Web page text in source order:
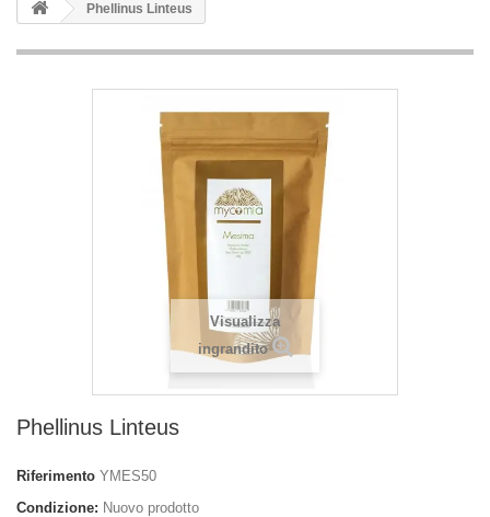
Phellinus Linteus
Visualizza
ingrandito
Phellinus Linteus
Riferimento YMES50
Condizione: Nuovo prodotto